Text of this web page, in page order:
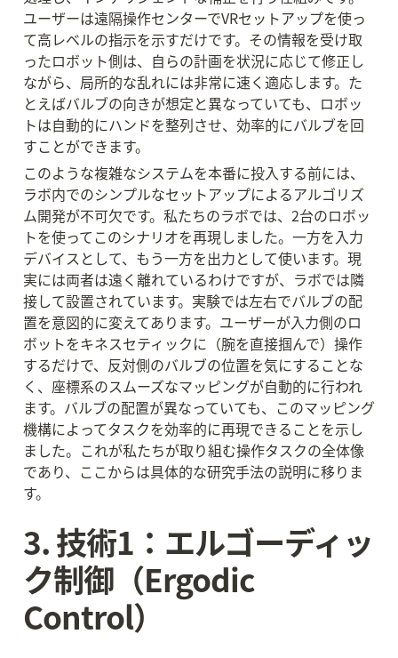
ユーザーは遠隔操作センターでVRセットアップを使っ
て高レベルの指示を示すだけです。その情報を受け取
ったロボット側は、自らの計画を状況に応じて修正し
ながら、局所的な乱れには非常に速く適応します。た
とえばバルブの向きが想定と異なっていても、ロボッ
トは自動的にハンドを整列させ、効率的にバルブを回
すことができます。
このような複雑なシステムを本番に投入する前には、
ラボ内でのシンプルなセットアップによるアルゴリズ
ム開発が不可欠です。私たちのラボでは、2台のロボッ
トを使ってこのシナリオを再現しました。一方を入力
デバイスとして、もう一方を出力として使います。現
実には両者は遠く離れているわけですが、ラボでは隣
接して設置されています。実験では左右でバルブの配
置を意図的に変えてあります。ユーザーが入力側のロ
ボットをキネスセティックに（腕を直接掴んで）操作
するだけで、反対側のバルブの位置を気にすることな
く、座標系のスムーズなマッピングが自動的に行われ
ます。バルブの配置が異なっていても、このマッピング
機構によってタスクを効率的に再現できることを示し
ました。これが私たちが取り組む操作タスクの全体像
であり、ここからは具体的な研究手法の説明に移りま
す。
3. 技術1：エルゴーディッ
ク制御（Ergodic
Control）